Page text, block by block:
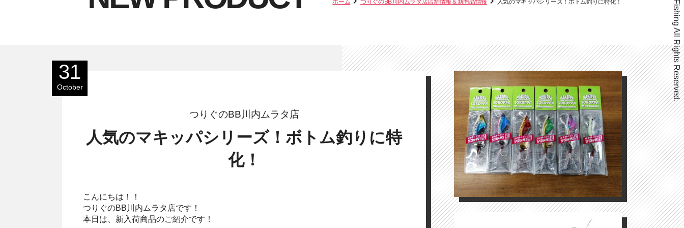
ホーム つりぐのBB川内ムラタ店店舗情報＆新商品情報 人気のマキッパシリーズ！ボトム釣りに特化！
31
October
つりぐのBB川内ムラタ店
人気のマキッパシリーズ！ボトム釣りに特
化！
こんにちは！！
つりぐのBB川内ムラタ店です！
本日は、新入荷商品のご紹介です！